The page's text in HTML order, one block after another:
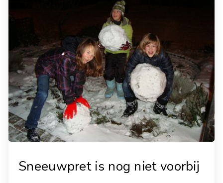
Sneeuwpret is nog niet voorbij